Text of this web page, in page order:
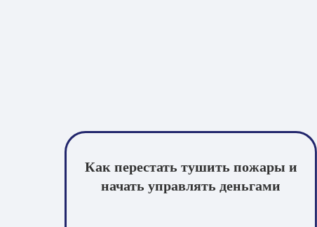
Как перестать тушить пожары и
начать управлять деньгами